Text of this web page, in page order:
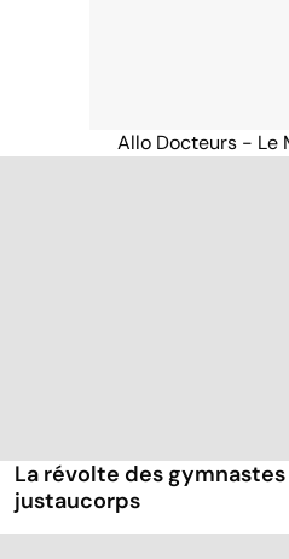
Allo Docteurs - Le
La révolte des
justaucorps